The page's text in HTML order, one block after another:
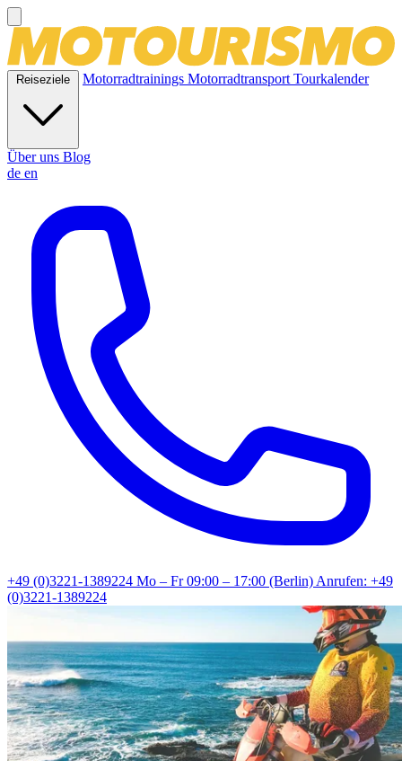
Reiseziele Motorradtrainings MotorradtransportTourkalender
Über uns Blog
de en
+49 (0)3221-1389224 Mo – Fr 09:00 – 17:00 (Berlin)Anrufen: +49
(0)3221-1389224